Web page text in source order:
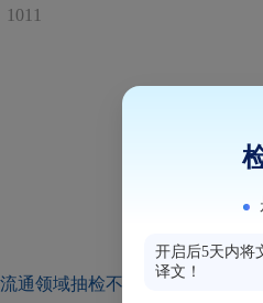
通领域抽检不合格后处理情况表
开启后5天内将
译文！